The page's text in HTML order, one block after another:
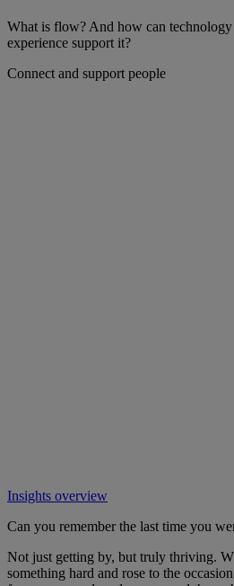
What is flow? And how can
experience support it?
Connect and support people
Insights overview
Can you remember the last time you
Not just getting by, but truly thriving.
something hard and rose to the